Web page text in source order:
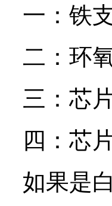
一：铁
二：环
三：芯
四：芯
如果是